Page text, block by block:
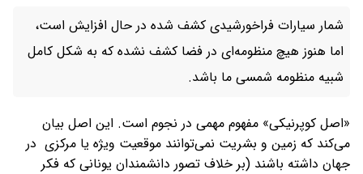
شمار سیارات فراخورشیدی کشف شده در حال افزایش است،
اما هنوز هیچ منظومه‌ای در فضا کشف نشده که به شکل کامل
شبیه منظومه شمسی ما باشد.
«اصل کوپرنیکی» مفهوم مهمی در نجوم است. این اصل بیان
می‌کند که زمین و بشریت نمی‌توانند موقعیت ویژه یا مرکزی در
جهان داشته باشند (بر خلاف تصور دانشمندان یونانی که فکر